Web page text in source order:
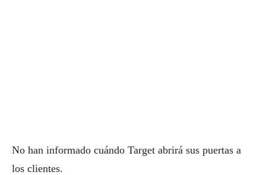
No han informado cuándo Target abrirá sus puertas a
los clientes.